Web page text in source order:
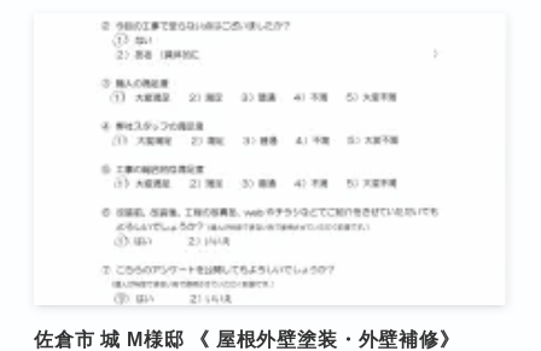
佐倉市 城 M様邸 《 屋根外壁塗装・外壁補修》